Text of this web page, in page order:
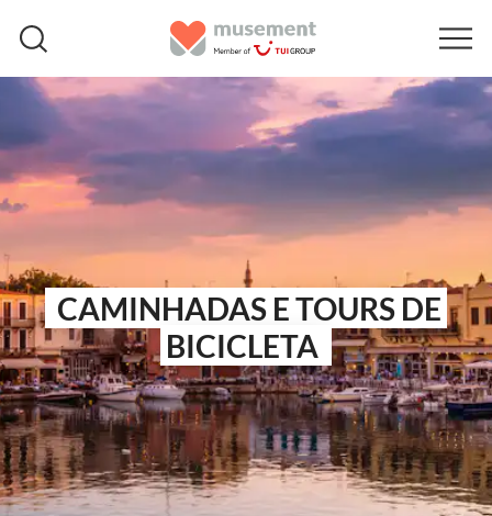
CAMINHADAS E TOURS DE
BICICLETA